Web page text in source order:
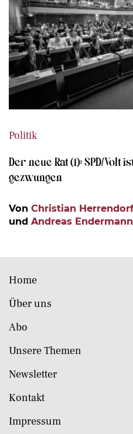
Politik
Der neue Rat (1): SPD/Volt
gezwungen
Von Christian Herrendorf
und Andreas Endermann
Home
Über uns
Abo
Unsere Themen
Newsletter
Kontakt
Impressum